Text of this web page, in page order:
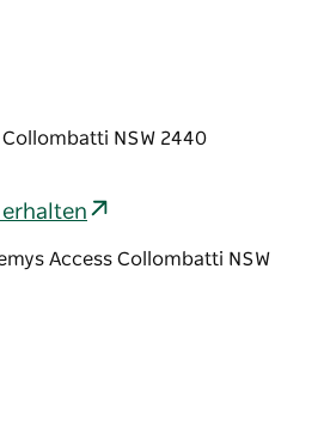
zu einigen der schönsten
NSW 2440